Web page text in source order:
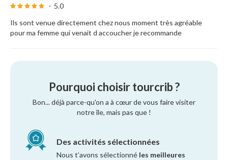
5.0
Ils sont venue directement chez nous moment très agréable
pour ma femme qui venait d accoucher je recommande
Pourquoi choisir tourcrib ?
Bon... déjà parce-qu'on a à cœur de vous faire visiter
notre île, mais pas que !
Des activités sélectionnées
Nous t’avons sélectionné les meilleures